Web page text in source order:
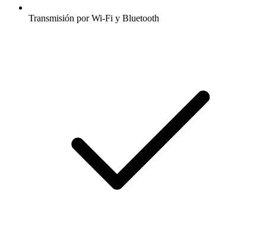
Transmisión por Wi-Fi y Bluetooth